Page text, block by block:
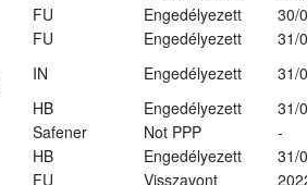
FU Engedélyezett
30/
FU Engedélyezett
31/
IN Engedélyezett
31/
HB Engedélyezett
31/
Safener Not PPP
-
HB Engedélyezett
31/
FU Visszavont